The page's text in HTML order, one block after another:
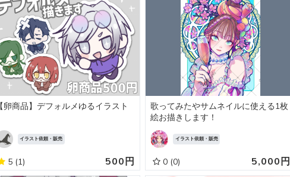
【卵商品】デフォルメゆるイラスト
イラスト依頼・販売
5 (1) 500円
歌ってみたやサムネイルに使える1枚
絵お描きします！
イラスト依頼・販売
0 (0) 5,000円